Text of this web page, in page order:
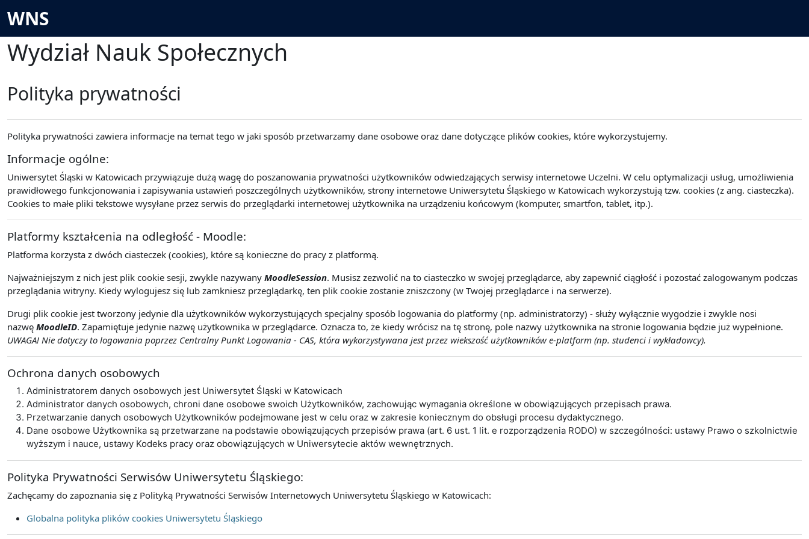
WNS
Wydział Nauk Społecznych
Polityka prywatności
Polityka prywatności zawiera informacje na temat tego w jaki sposób przetwarzamy dane osobowe oraz dane dotyczące plików cookies, które wykorzystujemy.
Informacje ogólne:
Uniwersytet Śląski w Katowicach przywiązuje dużą wagę do poszanowania prywatności użytkowników odwiedzających serwisy internetowe Uczelni. W celu optymalizacji usług, umożliwienia
prawidłowego funkcjonowania i zapisywania ustawień poszczególnych użytkowników, strony internetowe Uniwersytetu Śląskiego w Katowicach wykorzystują tzw. cookies (z ang. ciasteczka).
Cookies to małe pliki tekstowe wysyłane przez serwis do przeglądarki internetowej użytkownika na urządzeniu końcowym (komputer, smartfon, tablet, itp.).
Platformy kształcenia na odległość - Moodle:
Platforma korzysta z dwóch ciasteczek (cookies), które są konieczne do pracy z platformą.
Najważniejszym z nich jest plik cookie sesji, zwykle nazywany MoodleSession. Musisz zezwolić na to ciasteczko w swojej przeglądarce, aby zapewnić ciągłość i pozostać zalogowanym podczas
przeglądania witryny. Kiedy wylogujesz się lub zamkniesz przeglądarkę, ten plik cookie zostanie zniszczony (w Twojej przeglądarce i na serwerze).
Drugi plik cookie jest tworzony jedynie dla użytkowników wykorzystujących specjalny sposób logowania do platformy (np. administratorzy) - służy wyłącznie wygodzie i zwykle nosi
nazwę MoodleID. Zapamiętuje jedynie nazwę użytkownika w przeglądarce. Oznacza to, że kiedy wrócisz na tę stronę, pole nazwy użytkownika na stronie logowania będzie już wypełnione.
UWAGA! Nie dotyczy to logowania poprzez Centralny Punkt Logowania - CAS, która wykorzystywana jest przez wiekszość użytkowników e-platform (np. studenci i wykładowcy).
Ochrona danych osobowych
Administratorem danych osobowych jest Uniwersytet Śląski w Katowicach
Administrator danych osobowych, chroni dane osobowe swoich Użytkowników, zachowując wymagania określone w obowiązujących przepisach prawa.
Przetwarzanie danych osobowych Użytkowników podejmowane jest w celu oraz w zakresie koniecznym do obsługi procesu dydaktycznego.
Dane osobowe Użytkownika są przetwarzane na podstawie obowiązujących przepisów prawa (art. 6 ust. 1 lit. e rozporządzenia RODO) w szczególności: ustawy Prawo o szkolnictwie
wyższym i nauce, ustawy Kodeks pracy oraz obowiązujących w Uniwersytecie aktów wewnętrznych.
Polityka Prywatności Serwisów Uniwersytetu Śląskiego:
Zachęcamy do zapoznania się z Polityką Prywatności Serwisów Internetowych Uniwersytetu Śląskiego w Katowicach:
Globalna polityka plików cookies Uniwersytetu Śląskiego